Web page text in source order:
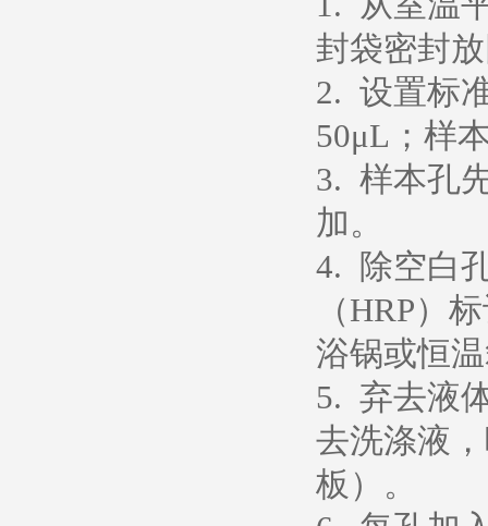
封袋密封
2. 设置标
50μL；样
3. 样本孔
加。
4. 除空白
（HRP）
浴锅或恒
5. 弃去液
去洗涤液
板）。